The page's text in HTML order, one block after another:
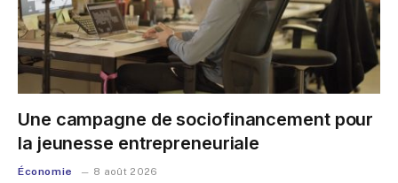
Une campagne de sociofinancement pour
la jeunesse entrepreneuriale
Économie 8 août 2026